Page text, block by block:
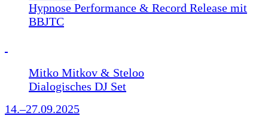
Hypnose Performance & Record Release mit
BBJTC
Mitko Mitkov & Steloo
Dialogisches DJ Set
14.–27.09.2025